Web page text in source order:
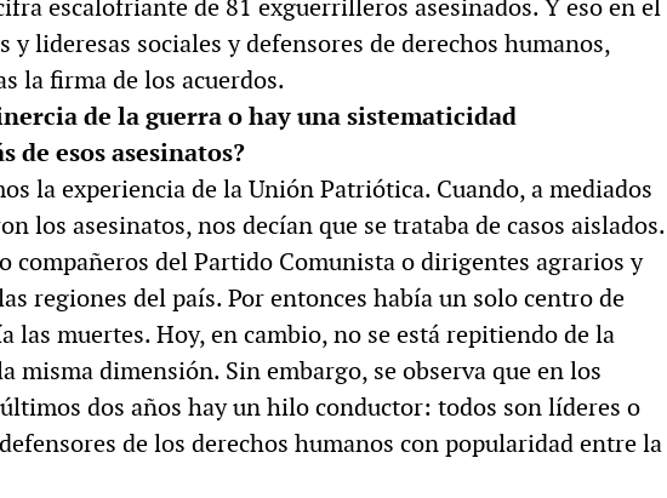
escalofriante de 81 exguerrilleros asesinados. Y eso en el
y lideresas sociales y defensores de derechos humanos,
la firma de los acuerdos.
de la guerra o hay una sistematicidad
de esos asesinatos?
la experiencia de la Unión Patriótica. Cuando, a mediados
los asesinatos, nos decían que se trataba de casos aislados.
compañeros del Partido Comunista o dirigentes agrarios y
regiones del país. Por entonces había un solo centro de
las muertes. Hoy, en cambio, no se está repitiendo de la
misma dimensión. Sin embargo, se observa que en los
dos años hay un hilo conductor: todos son líderes o
de los derechos humanos con popularidad entre la